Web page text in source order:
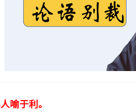
喻于利。